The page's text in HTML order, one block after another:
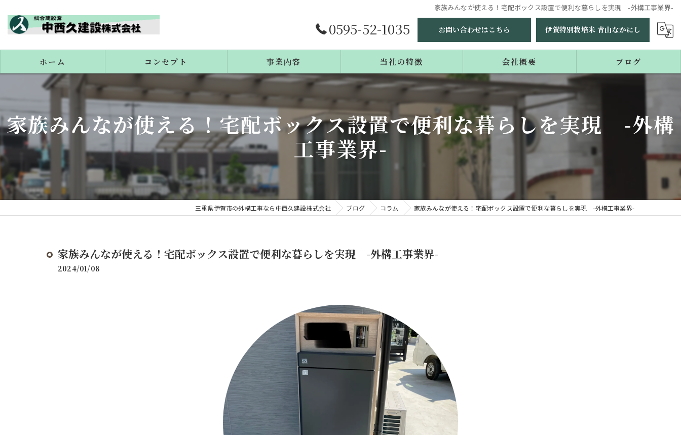
家族みんなが使える！宅配ボックス設置で便利な暮らしを実現 -外構工事業界-
0595-52-1035 お問い合わせはこちら 伊賀特別栽培米 青山なかにし
ホーム コンセプト
代表あいさつ
事業内容
施工事例
よくある質問
当社の特徴
リフォーム
エクステリア
会社概要 ブログ
家族みんなが使える！宅配ボックス設置で便利な暮らしを実現 -外構
工事業界-
三重県伊賀市の外構工事なら中西久建設株式会社 ブログ コラム 家族みんなが使える！宅配ボックス設置で便利な暮らしを実現 -外構工事業界-
家族みんなが使える！宅配ボックス設置で便利な暮らしを実現 -外構工事業界-
2024/01/08